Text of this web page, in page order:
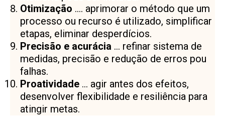
Otimização …. aprimorar o método que um
processo ou recurso é utilizado, simplificar
etapas, eliminar desperdícios.
Precisão e acurácia … refinar sistema de
medidas, precisão e redução de erros pou
falhas.
Proatividade … agir antes dos efeitos,
desenvolver flexibilidade e resiliência para
atingir metas.